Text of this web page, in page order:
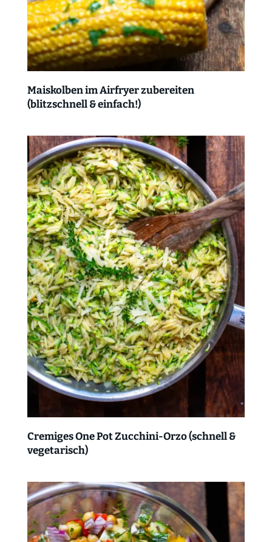
Maiskolben im Airfryer zubereiten
(blitzschnell & einfach!)
Cremiges One Pot Zucchini-Orzo (schnell &
vegetarisch)